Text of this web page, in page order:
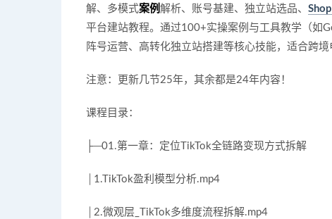
解、多模式案例 解析、账号基建、独立站选品、
平台建站教程。通过100+实操案例与工具教学（如
阵号运营、高转化独立站搭建等核心技能，适合跨
注意：更新几节25年，其余都是24年内容！
课程目录：
├─01.第一章：定位TikTok全链路变现方式拆解
│1.TikTok盈利模型分析.mp4
│2.微观层_TikTok多维度流程拆解.mp4